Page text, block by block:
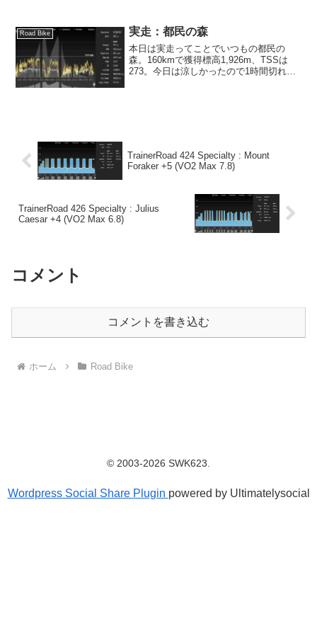
とが...
Road Bike 実走：都民の森
本日は実走ってことでいつもの都民の
森。160kmで獲得標高1,926m、TSSは
273。今日は涼しかったので1時間切れる
TrainerRoad 424 Specialty : Mount
Foraker +5 (VO2 Max 7.8)
TrainerRoad 426 Specialty : Julius
Caesar +4 (VO2 Max 6.8)
コメント
コメントを書き込む
ホーム Road Bike
© 2003-2026 SWK623.
Wordpress Social Share Plugin powered by Ultimatelysocial